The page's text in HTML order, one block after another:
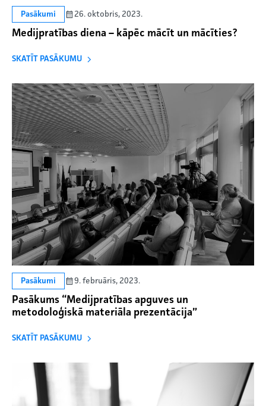
Pasākumi 26. oktobris, 2023.
Medijpratības diena – kāpēc mācīt un mācīties?
SKATĪT PASĀKUMU
Pasākumi 9. februāris, 2023.
Pasākums “Medijpratības apguves un
metodoloģiskā materiāla prezentācija”
SKATĪT PASĀKUMU